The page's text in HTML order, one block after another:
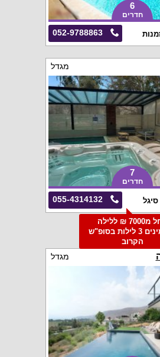
6
חדרים
052-9788863
מגדל
7
חדרים
055-4314132
החל מ7000 ₪ ללילה
למזמינים 3 לילות בסופ"ש
הקרוב
מגדל